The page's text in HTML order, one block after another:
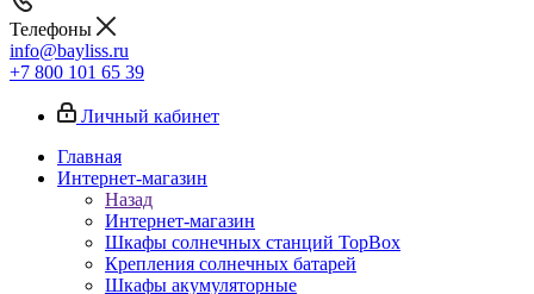
Телефоны
info@bayliss.ru
+7 800 101 65 39
Личный кабинет
Главная
Интернет-магазин
Назад
Интернет-магазин
Шкафы солнечных станций TopBox
Крепления солнечных батарей
Шкафы акумуляторные